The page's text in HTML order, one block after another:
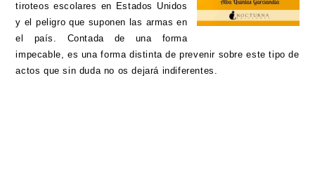
tiroteos escolares en Estados Unidos
y el peligro que suponen las armas en
el país. Contada de una forma
impecable, es una forma distinta de prevenir sobre este tipo de
actos que sin duda no os dejará indiferentes.